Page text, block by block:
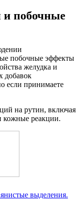
и побочные
побочные эффекты
желудка и
добавок
если принимаете
на рутин, включая
кожные реакции.
выделения.